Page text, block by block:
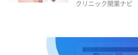
クリニック開業ナビ